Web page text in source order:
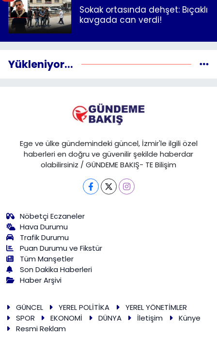
Sokak ortasında dehşet: Bıçaklı
kavgada can verdi!
Yükleniyor...
Ege ve ülke gündemindeki güncel, İzmir'le ilgili özel
haberleri en doğru ve güvenilir şekilde haberdar
olabilirsiniz / GÜNDEME BAKIŞ- TE Bilişim
Nöbetçi Eczaneler
Hava Durumu
Trafik Durumu
Puan Durumu ve Fikstür
Tüm Manşetler
Son Dakika Haberleri
Haber Arşivi
GÜNCEL YEREL POLİTİKA
YEREL YÖNETİMLER
SPOR
EKONOMİ DÜNYA İletişim
Künye
Resmi Reklam